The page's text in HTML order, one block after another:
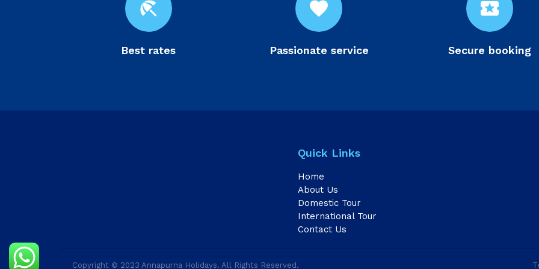
beach_access
Best rates
favorite
Passionate service
local_activity
Secure booking
Quick Links
Home
About Us
Domestic Tour
International Tour
Contact Us
Copyright © 2023 Annapurna Holidays. All Rights Reserved.